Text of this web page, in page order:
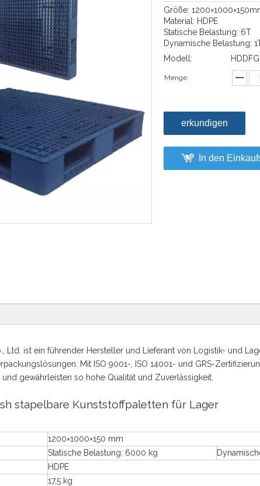
Größe:
Material: HDPE
Statische Belastung: 6T
Dynamische Belastung:
Modell:
Menge:
erkundigen
In den
Ltd. ist ein führender Hersteller und Lieferant von Logistik- und
Mit ISO 9001-, ISO 14001- und GRS-
gewährleisten so hohe Qualität und Zuverlässigkeit.
stapelbare Kunststoffpaletten für Lager
1200×1000×150 mm
Statische Belastung: 6000 kg
HDPE
17,5 kg